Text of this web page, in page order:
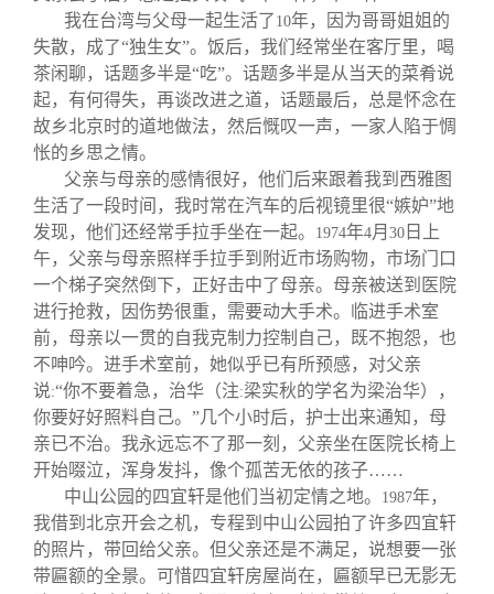
我在台湾与父母一起生活了 10年，因为哥哥姐姐的
失散，成了“独生女”。饭后，我们经常坐在客厅里，喝
茶闲聊，话题多半是“吃”。话题多半是从当天的菜肴说
起，有何得失，再谈改进之道，话题最后，总是怀念在
故乡北京时的道地做法，然后慨叹一声，一家人陷于惆
怅的乡思之情。
父亲与母亲的感情很好，他们后来跟着我到西雅图
生活了一段时间，我时常在汽车的后视镜里很“嫉妒”地
发现，他们还经常手拉手坐在一起。
1974年4月 30 日上
午，父亲与母亲照样手拉手到附近市场购物，市场门口
一个梯子突然倒下，正好击中了母亲。母亲被送到医院
进行抢救，因伤势很重，需要动大手术。临进手术室
前，母亲以一贯的自我克制力控制自己，既不抱怨，也
不呻吟。进手术室前，她似乎已有所预感，对父亲
说:“你不要着急，治华（注:梁实秋的学名为梁治华），
你要好好照料自己。”几个小时后，护士出来通知，母
亲已不治。我永远忘不了那一刻，父亲坐在医院长椅上
开始啜泣，浑身发抖，像个孤苦无依的孩子……
中山公园的四宜轩是他们当初定情之地。
1987年，
我借到北京开会之机，专程到中山公园拍了许多四宜轩
的照片，带回给父亲。但父亲还是不满足，说想要一张
带匾额的全景。可惜四宜轩房屋尚在，匾额早已无影无